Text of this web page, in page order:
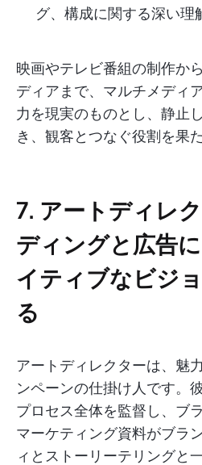
グ、構成に関する深い理
映画やテレビ番組の制作か
ディアまで、マルチメディ
力を現実のものとし、静止
き、観客とつなぐ役割を果
7. アートディレ
ディングと広告
イティブなビジ
る
アートディレクターは、魅
ンペーンの仕掛け人です。
プロセス全体を監督し、ブ
マーケティング資料がブラ
ィとストーリーテリングと